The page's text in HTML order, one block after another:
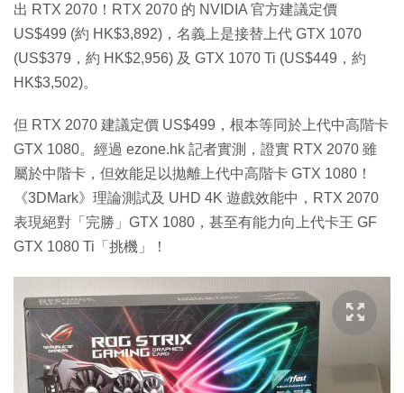
出 RTX 2070！RTX 2070 的 NVIDIA 官方建議定價
US$499 (約 HK$3,892)，名義上是接替上代 GTX 1070
(US$379，約 HK$2,956) 及 GTX 1070 Ti (US$449，約
HK$3,502)。
但 RTX 2070 建議定價 US$499，根本等同於上代中高階卡
GTX 1080。經過 ezone.hk 記者實測，證實 RTX 2070 雖
屬於中階卡，但效能足以拋離上代中高階卡 GTX 1080！
《3DMark》理論測試及 UHD 4K 遊戲效能中，RTX 2070
表現絕對「完勝」GTX 1080，甚至有能力向上代卡王 GF
GTX 1080 Ti「挑機」！